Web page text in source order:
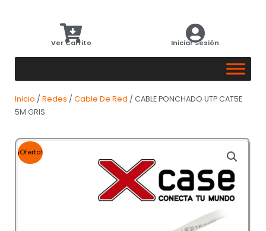
Ver Carrito Iniciar Sesión
Inicio / Redes / Cable De Red / CABLE PONCHADO UTP CAT5E
5M GRIS
¡Oferta!